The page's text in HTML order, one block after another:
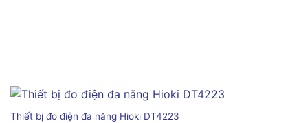
Thiết bị đo điện đa năng Hioki DT4223